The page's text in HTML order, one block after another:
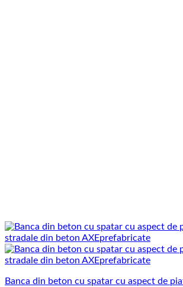
Banca din beton cu spatar cu aspect de